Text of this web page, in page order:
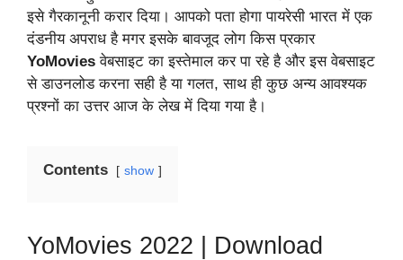
इसे गैरकानूनी करार दिया। आपको पता होगा पायरेसी भारत में एक
दंडनीय अपराध है मगर इसके बावजूद लोग किस प्रकार
YoMovies वेबसाइट का इस्तेमाल कर पा रहे है और इस वेबसाइट
से डाउनलोड करना सही है या गलत, साथ ही कुछ अन्य आवश्यक
प्रश्नों का उत्तर आज के लेख में दिया गया है।
Contents show
YoMovies 2022 | Download